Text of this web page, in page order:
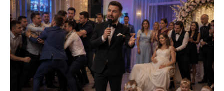
500 литров ухи сварили новосибирцам на
Бугринском пляже
Под Новосибирском двое пострадали в ДТП с
перевернувшейся «ГАЗелью»